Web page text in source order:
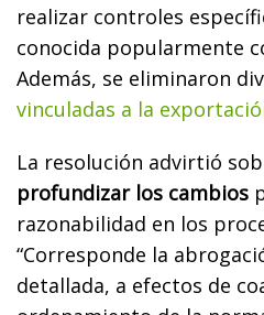
realizar controles
conocida popularmente
Además, se eliminaron
vinculadas a la
La resolución advirtió
profundizar los cambios
razonabilidad en los
“Corresponde la
detallada, a efectos de